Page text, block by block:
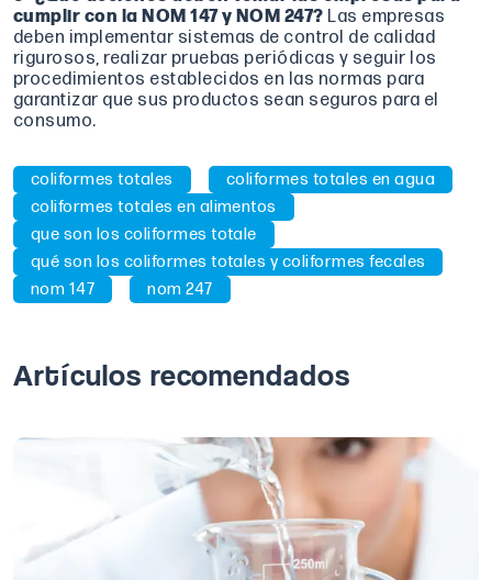
cumplir con la NOM 147 y NOM 247? Las empresas
deben implementar sistemas de control de calidad
rigurosos, realizar pruebas periódicas y seguir los
procedimientos establecidos en las normas para
garantizar que sus productos sean seguros para el
consumo.
coliformes totales
coliformes totales en agua
coliformes totales en alimentos
que son los coliformes totale
qué son los coliformes totales y coliformes fecales
nom 147
nom 247
Artículos recomendados